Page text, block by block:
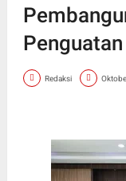
Redaksi